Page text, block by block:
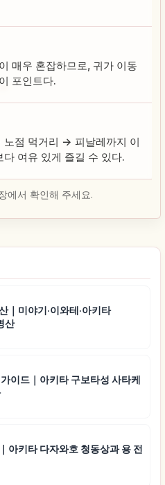
매우 혼잡하므로, 귀가 이동
포인트다.
점 먹거리 → 피날레까지 이
여유 있게 즐길 수 있다.
에서 확인해 주세요.
｜미야기·이와테·아키타
산
이드｜아키타 구보타성 사타케
아키타 다자와호 청동상과 용 전